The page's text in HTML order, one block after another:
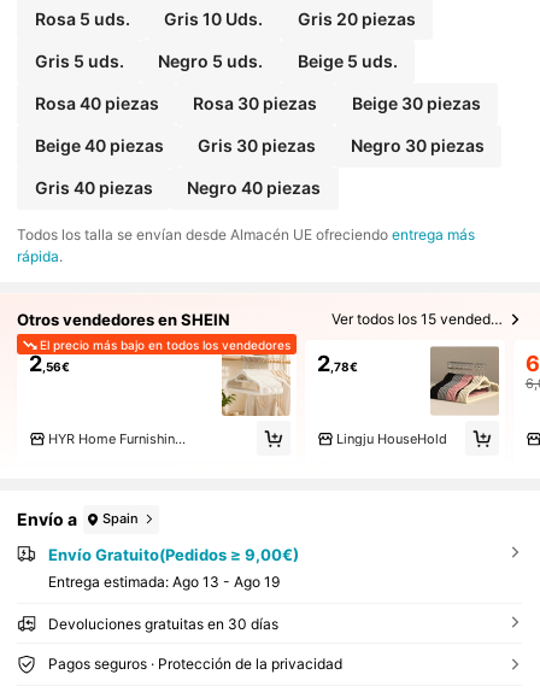
Rosa 5 uds. Gris 10 Uds. Gris 20 piezas
Gris 5 uds. Negro 5 uds. Beige 5 uds.
Rosa 40 piezas Rosa 30 piezas Beige 30 piezas
Beige 40 piezas Gris 30 piezas Negro 30 piezas
Gris 40 piezas Negro 40 piezas
Todos los talla se envían desde Almacén UE ofreciendoentrega más
rápida.
Otros vendedores en SHEIN Ver todos los 15 vendedores
El precio más bajo en todos los vendedores
2,56€
HYR Home Furnishings Store
2,78€
Lingju HouseHold
6
Envío a Spain
Envío Gratuito(Pedidos ≥ 9,00€)
Entrega estimada: Ago 13 - Ago 19
Devoluciones gratuitas en 30 días
Pagos seguros · Protección de la privacidad